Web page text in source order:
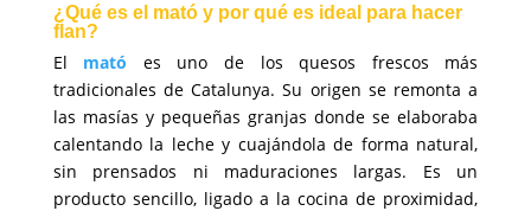
¿Qué es el mató y por qué es ideal para hacer
flan?
El mató es uno de los quesos frescos más
tradicionales de Catalunya. Su origen se remonta a
las masías y pequeñas granjas donde se elaboraba
calentando la leche y cuajándola de forma natural,
sin prensados ni maduraciones largas. Es un
producto sencillo, ligado a la cocina de proximidad,